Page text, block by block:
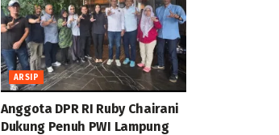
ARSIP
Anggota DPR RI Ruby Chairani
Dukung Penuh PWI Lampung